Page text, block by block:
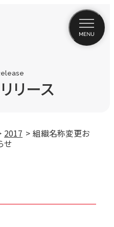
リース
2017
組織名称変更お
せ